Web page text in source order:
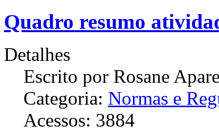
Quadro resumo
Detalhes
Escrito por Rosane
Categoria: Normas e
Acessos: 3884